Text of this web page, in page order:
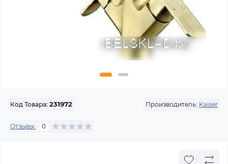
Код Товара: 231972 Производитель: Kaiser
Отзывы: 0